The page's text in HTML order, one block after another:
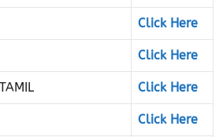
Click Here
Click Here
Click Here
Click Here